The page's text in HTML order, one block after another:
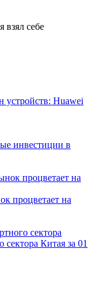
себе
устройств: Huawei
инвестиции в
процветает на
сектора Китая за 01